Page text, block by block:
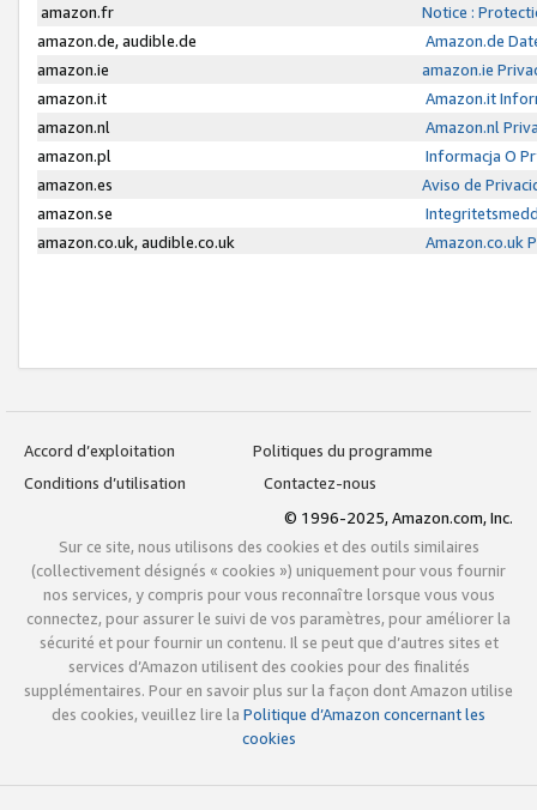
amazon.fr
Notice :
amazon.de, audible.de
Amazon.de
amazon.ie
amazon.ie
amazon.it
Amazon.it
amazon.nl
Amazon.nl
amazon.pl
Informacja O
amazon.es
Aviso de
amazon.se
amazon.co.uk, audible.co.uk
Amazon.co.uk
Accord d’exploitation
Politiques du programme
Conditions d’utilisation
Contactez-nous
© 1996-2025, Amazon.com, Inc.
Sur ce site, nous utilisons des cookies et des outils similaires
(collectivement désignés « cookies ») uniquement pour vous fournir
nos services, y compris pour vous reconnaître lorsque vous vous
connectez, pour assurer le suivi de vos paramètres, pour améliorer la
sécurité et pour fournir un contenu. Il se peut que d’autres sites et
services d’Amazon utilisent des cookies pour des finalités
supplémentaires. Pour en savoir plus sur la façon dont Amazon utilise
des cookies, veuillez lire la Politique d’Amazon concernant les
cookies